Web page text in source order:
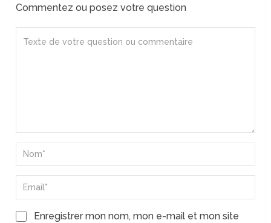
Commentez ou posez votre question
Enregistrer mon nom, mon e-mail et mon site